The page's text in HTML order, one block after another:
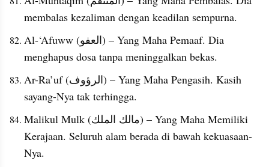
membalas kezaliman dengan keadilan sempurna.
Al-‘Afuww (العفو) – Yang Maha Pemaaf. Dia
menghapus dosa tanpa meninggalkan bekas.
Ar-Ra’uf (الرؤوف) – Yang Maha Pengasih. Kasih
sayang-Nya tak terhingga.
Malikul Mulk (مالك الملك) – Yang Maha Memiliki
Kerajaan. Seluruh alam berada di bawah kekuasaan-
Nya.